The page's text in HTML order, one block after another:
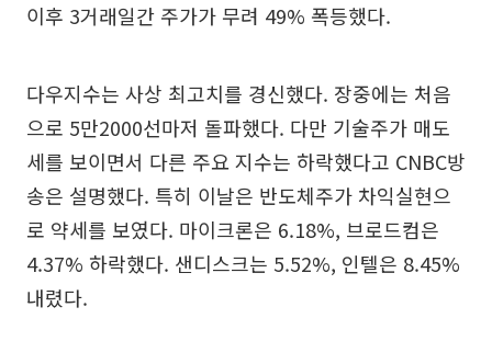
이후 3거래일간 주가가 무려 49% 폭등했다.
다우지수는 사상 최고치를 경신했다. 장중에는 처음
으로 5만2000선마저 돌파했다. 다만 기술주가 매도
세를 보이면서 다른 주요 지수는 하락했다고 CNBC방
송은 설명했다. 특히 이날은 반도체주가 차익실현으
로 약세를 보였다. 마이크론은 6.18%, 브로드컴은
4.37% 하락했다. 샌디스크는 5.52%, 인텔은 8.45%
내렸다.